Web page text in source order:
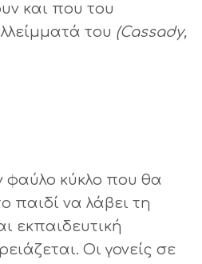
και που του
του (Cassady,
φαύλο κύκλο που θα
παιδί να λάβει τη
εκπαιδευτική
Οι γονείς σε